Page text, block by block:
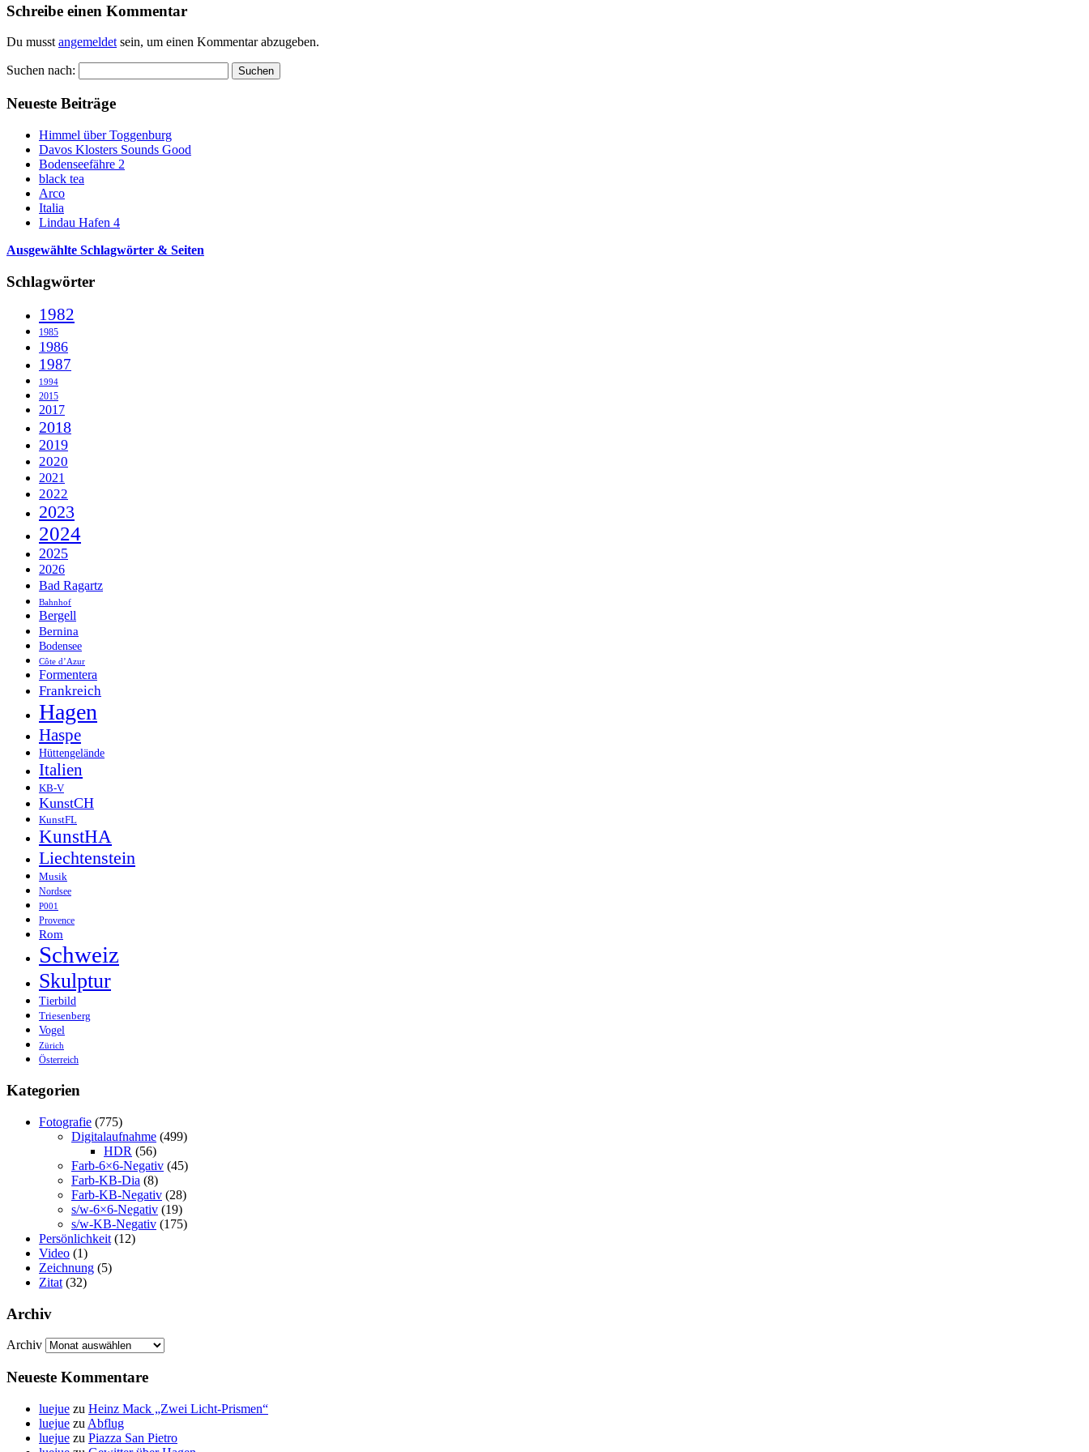
Schreibe einen Kommentar
Du musstangemeldetsein, um einen Kommentar abzugeben.
Suchen nach:
Neueste Beiträge
Himmel über Toggenburg
Davos Klosters Sounds Good
Bodenseefähre 2
black tea
Arco
Italia
Lindau Hafen 4
Ausgewählte Schlagwörter & Seiten
Schlagwörter
1982
1985
1986
1987
1994
2015
2017
2018
2019
2020
2021
2022
2023
2024
2025
2026
Bad Ragartz
Bahnhof
Bergell
Bernina
Bodensee
Côte d’Azur
Formentera
Frankreich
Hagen
Haspe
Hüttengelände
Italien
KB-V
KunstCH
KunstFL
KunstHA
Liechtenstein
Musik
Nordsee
P001
Provence
Rom
Schweiz
Skulptur
Tierbild
Triesenberg
Vogel
Zürich
Österreich
Kategorien
Fotografie (775)
Digitalaufnahme (499)
HDR (56)
Farb-6×6-Negativ (45)
Farb-KB-Dia (8)
Farb-KB-Negativ (28)
s/w-6×6-Negativ (19)
s/w-KB-Negativ (175)
Persönlichkeit (12)
Video (1)
Zeichnung (5)
Zitat (32)
Archiv
Archiv
Neueste Kommentare
luejue zu Heinz Mack „Zwei Licht-Prismen“
luejue zu Abflug
luejue zu Piazza San Pietro